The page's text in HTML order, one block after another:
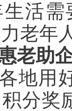
生活
老年
老助
地用
分奖